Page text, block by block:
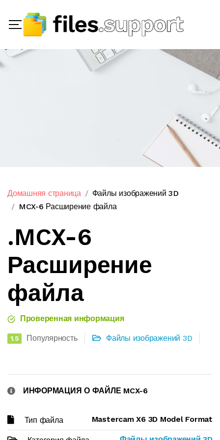
Домашняя страница
Файлы изображений 3D
MCX-6 Расширение файла
.MCX-6
Расширение
файла
Проверенная информация
1.5 Популярность Файлы изображений 3D
ИНФОРМАЦИЯ О ФАЙЛЕ MCX-6
Тип файла Mastercam X6 3D Model Format